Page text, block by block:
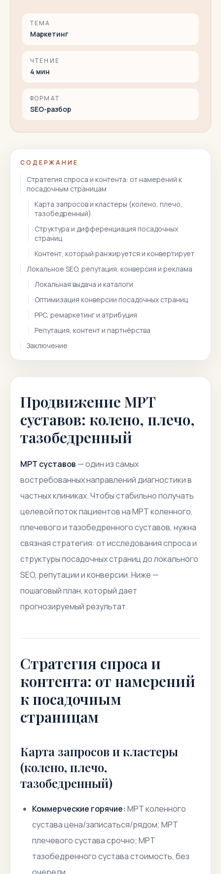
ТЕМА
Маркетинг
ЧТЕНИЕ
4 мин
ФОРМАТ
SEO-разбор
СОДЕРЖАНИЕ
Стратегия спроса и контента: от намерений к
посадочным страницам
Карта запросов и кластеры (колено, плечо,
тазобедренный)
Структура и дифференциация посадочных
страниц
Контент, который ранжируется и конвертирует
Локальное SEO, репутация, конверсия и реклама
Локальная выдача и каталоги
Оптимизация конверсии посадочных страниц
PPC, ремаркетинг и атрибуция
Репутация, контент и партнёрства
Заключение
Продвижение МРТ
суставов: колено, плечо,
тазобедренный
МРТ суставов — один из самых
востребованных направлений диагностики в
частных клиниках. Чтобы стабильно получать
целевой поток пациентов на МРТ коленного,
плечевого и тазобедренного суставов, нужна
связная стратегия: от исследования спроса и
структуры посадочных страниц до локального
SEO, репутации и конверсии. Ниже —
пошаговый план, который дает
прогнозируемый результат.
Стратегия спроса и
контента: от намерений
к посадочным
страницам
Карта запросов и кластеры
(колено, плечо,
тазобедренный)
Коммерческие горячие: МРТ коленного
сустава цена/записаться/рядом; МРТ
плечевого сустава срочно; МРТ
тазобедренного сустава стоимость, без